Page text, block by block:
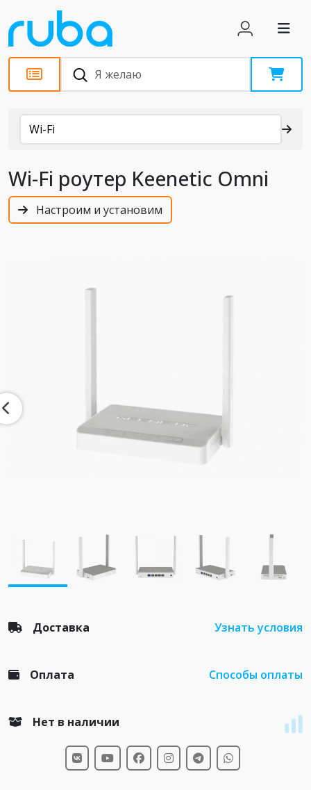
Каталог
Wi-Fi
Wi-Fi роутер Keenetic Omni
Настроим и установим
Доставка Узнать условия
Оплата Способы оплаты
Нет в наличии